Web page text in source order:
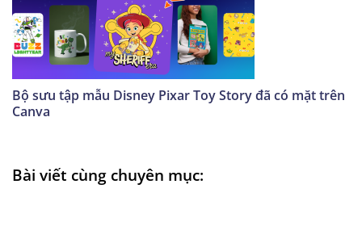
Bộ sưu tập mẫu Disney Pixar Toy Story đã có mặt trên
Canva
Bài viết cùng chuyên mục: